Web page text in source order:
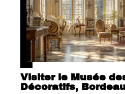
Visiter le Musée
Décoratifs,